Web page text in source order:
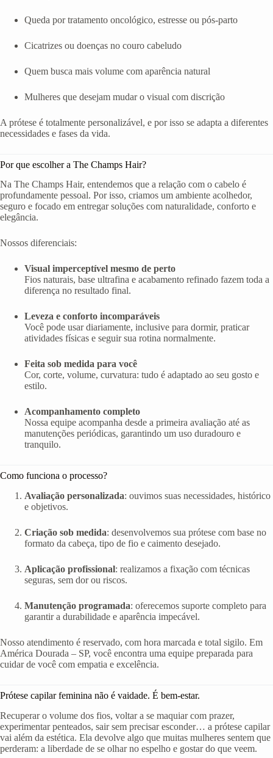
Queda por tratamento oncológico, estresse ou pós-parto
Cicatrizes ou doenças no couro cabeludo
Quem busca mais volume com aparência natural
Mulheres que desejam mudar o visual com discrição
A prótese é totalmente personalizável, e por isso se adapta a diferentes
necessidades e fases da vida.
Por que escolher a The Champs Hair?
Na The Champs Hair, entendemos que a relação com o cabelo é
profundamente pessoal. Por isso, criamos um ambiente acolhedor,
seguro e focado em entregar soluções com naturalidade, conforto e
elegância.
Nossos diferenciais:
Visual imperceptível mesmo de perto
Fios naturais, base ultrafina e acabamento refinado fazem toda a
diferença no resultado final.
Leveza e conforto incomparáveis
Você pode usar diariamente, inclusive para dormir, praticar
atividades físicas e seguir sua rotina normalmente.
Feita sob medida para você
Cor, corte, volume, curvatura: tudo é adaptado ao seu gosto e
estilo.
Acompanhamento completo
Nossa equipe acompanha desde a primeira avaliação até as
manutenções periódicas, garantindo um uso duradouro e
tranquilo.
Como funciona o processo?
Avaliação personalizada: ouvimos suas necessidades, histórico
e objetivos.
Criação sob medida: desenvolvemos sua prótese com base no
formato da cabeça, tipo de fio e caimento desejado.
Aplicação profissional: realizamos a fixação com técnicas
seguras, sem dor ou riscos.
Manutenção programada: oferecemos suporte completo para
garantir a durabilidade e aparência impecável.
Nosso atendimento é reservado, com hora marcada e total sigilo. Em
América Dourada – SP, você encontra uma equipe preparada para
cuidar de você com empatia e excelência.
Prótese capilar feminina não é vaidade. É bem-estar.
Recuperar o volume dos fios, voltar a se maquiar com prazer,
experimentar penteados, sair sem precisar esconder… a prótese capilar
vai além da estética. Ela devolve algo que muitas mulheres sentem que
perderam: a liberdade de se olhar no espelho e gostar do que veem.